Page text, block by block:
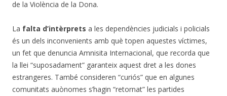
de la Violència de la Dona.
La falta d’intèrprets a les dependències judicials i policials
és un dels inconvenients amb què topen aquestes víctimes,
un fet que denuncia Amnisita Internacional, que recorda que
la llei “suposadament” garanteix aquest dret a les dones
estrangeres. També consideren “curiós” que en algunes
comunitats auònomes s’hagin “retornat” les partides